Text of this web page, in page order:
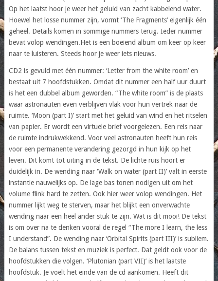
Op het laatst hoor je weer het geluid van zacht kabbelend water.
Hoewel het losse nummer zijn, vormt ‘The Fragments’ eigenlijk één
geheel. Details komen in sommige nummers terug. Ieder nummer
bevat volop wendingen.Het is een boeiend album om keer op keer
naar te luisteren. Steeds hoor je weer iets nieuws.
CD2 is gevuld met één nummer: ‘Letter from the white room’ en
bestaat uit 7 hoofdstukken. Omdat dit nummer een half uur duurt
is het een dubbel album geworden. “The white room” is de plaats
waar astronauten even verblijven vlak voor hun vertrek naar de
ruimte. ‘Moon (part I)’ start met het geluid van wind en het ritselen
van papier. Er wordt een virtuele brief voorgelezen. Een reis naar
de ruimte indrukwekkend. Voor veel astronauten heeft hun reis
voor een permanente verandering gezorgd in hun kijk op het
leven. Dit komt tot uiting in de tekst. De lichte ruis hoort er
duidelijk in. De wending naar ‘Walk on water (part II)’ valt in eerste
instantie nauwelijks op. De lage bas tonen nodigen uit om het
volume flink hard te zetten. Ook hier weer volop wendingen. Het
nummer lijkt weg te sterven, maar het blijkt een onverwachte
wending naar een heel ander stuk te zijn. Wat is dit mooi! De tekst
is om over na te denken vooral de regel “The more I learn, the less
I understand”. De wending naar ‘Orbital Spirits (part III)’ is subliem.
De balans tussen tekst en muziek is perfect. Dat geldt ook voor de
hoofdstukken die volgen. ‘Plutonian (part VII)’ is het laatste
hoofdstuk. Je voelt het einde van de cd aankomen. Heeft dit